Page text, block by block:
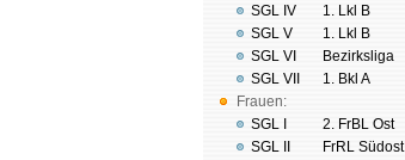
SGL IV
SGL V
SGL VI
SGL VII
Frauen:
SGL I
SGL II
1. Lkl B
1. Lkl B
Bezirksliga
1. Bkl A
2. FrBL Ost
FrRL Südost